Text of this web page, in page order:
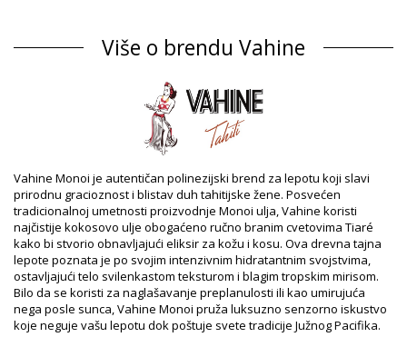
Informacije o proizvodu
Odsek: Unisex, Monoï ulja
Pakovanje uključuje: 1 x Monoï ulja (Drugi pribor koji nije
Težina: 130g / 0.29lb / 4.59oz
Retuširane fotografije
Uputstva za pranje i negu
Uputstva za negu za: Vahine Vahine Monoi Capillare
125Ml
Više o brendu Vahine
Vahine Monoi je autentičan polinezijski brend za lepotu koji slavi
prirodnu gracioznost i blistav duh tahitijske žene. Posvećen
tradicionalnoj umetnosti proizvodnje Monoi ulja, Vahine koristi
najčistije kokosovo ulje obogaćeno ručno branim cvetovima Tiaré
kako bi stvorio obnavljajući eliksir za kožu i kosu. Ova drevna tajna
lepote poznata je po svojim intenzivnim hidratantnim svojstvima,
ostavljajući telo svilenkastom teksturom i blagim tropskim mirisom.
Bilo da se koristi za naglašavanje preplanulosti ili kao umirujuća
nega posle sunca, Vahine Monoi pruža luksuzno senzorno iskustvo
koje neguje vašu lepotu dok poštuje svete tradicije Južnog Pacifika.